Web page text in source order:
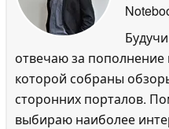
отвечаю за
которой собраны
сторонних порталов.
выбираю наиболее